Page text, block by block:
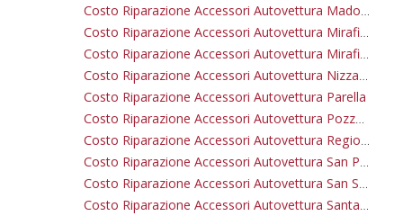
Costo Riparazione Accessori Autovettura Madonna Di Pilone
Costo Riparazione Accessori Autovettura Mirafiori Nord
Costo Riparazione Accessori Autovettura Mirafiori Sud
Costo Riparazione Accessori Autovettura Nizza Millefonti
Costo Riparazione Accessori Autovettura Parella
Costo Riparazione Accessori Autovettura Pozzo Strada
Costo Riparazione Accessori Autovettura Regio Parco Barca
Costo Riparazione Accessori Autovettura San Paolo
Costo Riparazione Accessori Autovettura San Salvario
Costo Riparazione Accessori Autovettura Santa Rita